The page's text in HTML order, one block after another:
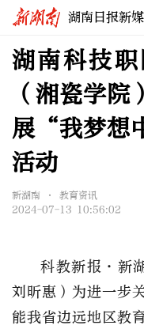
湖南日报新
湖南科技
（湘瓷学
展“我梦想
活动
新湖南 • 教育资讯
2024-07-13 10:56:02
科教新报·新
刘昕惠）为进一步
能我省边远地区教